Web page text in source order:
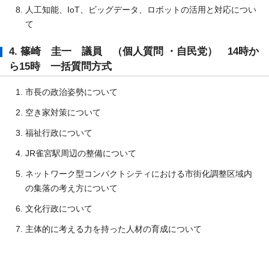
人工知能、IoT、ビッグデータ、ロボットの活用と対応につい
て
4. 篠崎 圭一 議員 （個人質問 ・自民党） 14時か
ら15時 一括質問方式
市長の政治姿勢について
空き家対策について
福祉行政について
JR雀宮駅周辺の整備について
ネットワーク型コンパクトシティにおける市街化調整区域内
の集落の考え方について
文化行政について
主体的に考える力を持った人材の育成について